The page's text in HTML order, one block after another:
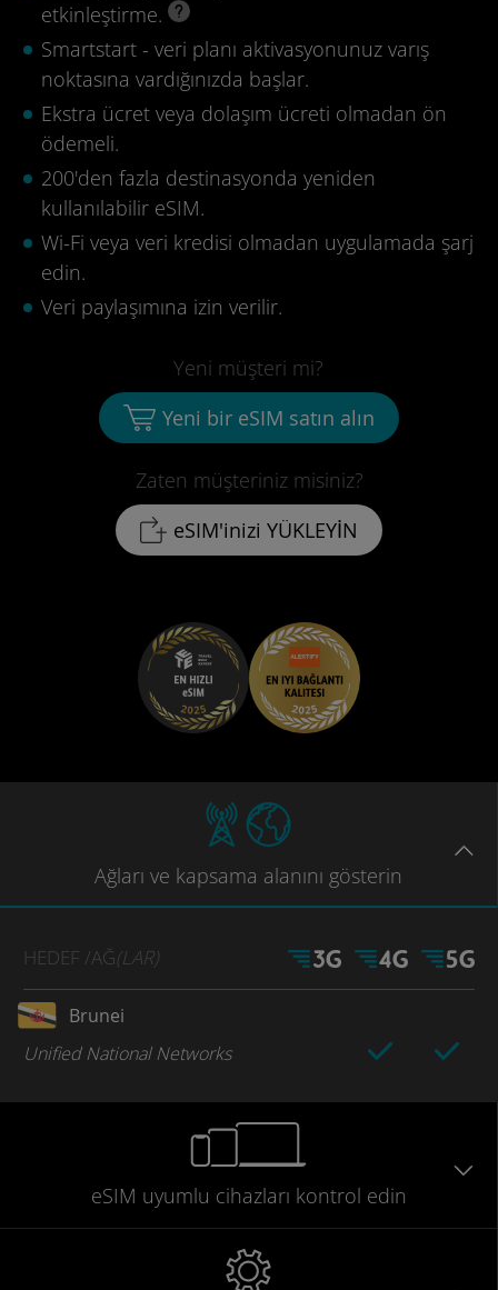
etkinleştirme.
Smartstart - veri planı aktivasyonunuz varış
noktasına vardığınızda başlar.
Ekstra ücret veya dolaşım ücreti olmadan ön
ödemeli.
200'den fazla destinasyonda yeniden
kullanılabilir eSIM.
Wi-Fi veya veri kredisi olmadan uygulamada şarj
edin.
Veri paylaşımına izin verilir.
Zaten müşteriniz misiniz?
eSIM'inizi YÜKLEYİN
Yeni müşteri mi?
Yeni bir eSIM satın alın
Ağları ve kapsama alanını gösterin
HEDEF /AĞ(LAR)
Brunei
Unified National Networks
eSIM uyumlu cihazları kontrol edin